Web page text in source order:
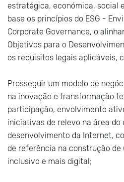
estratégica, económica, social
base os princípios do ESG -
Corporate Governance, o
Objetivos para o
os requisitos legais aplicáveis,
Prosseguir um modelo de
na inovação e transformação
participação, envolvimento
iniciativas de relevo na área do
desenvolvimento da Internet,
de referência na construção de
inclusivo e mais digital;